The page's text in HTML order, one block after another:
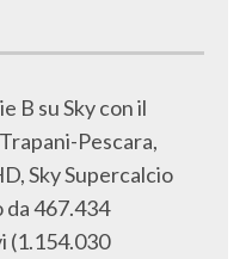
B su Sky con il
Pescara,
Sky Supercalcio
da 467.434
(1.154.030